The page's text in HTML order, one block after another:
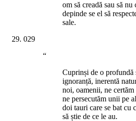
om să creadă sau să nu
depinde se el să
sale.
029
“
Cuprinși de o profundă
ignoranță, inerentă
noi, oamenii, ne certăm
ne persecutăm unii pe
doi tauri care se bat cu
să știe de ce le au.